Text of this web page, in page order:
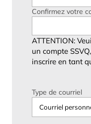
Confirmez votre
ATTENTION:
un compte
inscrire en tant
Type de courriel